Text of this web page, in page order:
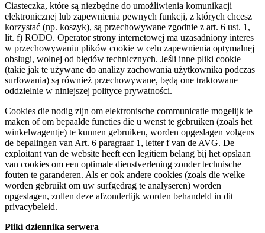
Ciasteczka, które są niezbędne do umożliwienia komunikacji
elektronicznej lub zapewnienia pewnych funkcji, z których chcesz
korzystać (np. koszyk), są przechowywane zgodnie z art. 6 ust. 1,
lit. f) RODO. Operator strony internetowej ma uzasadniony interes
w przechowywaniu plików cookie w celu zapewnienia optymalnej
obsługi, wolnej od błędów technicznych. Jeśli inne pliki cookie
(takie jak te używane do analizy zachowania użytkownika podczas
surfowania) są również przechowywane, będą one traktowane
oddzielnie w niniejszej polityce prywatności.
Cookies die nodig zijn om elektronische communicatie mogelijk te
maken of om bepaalde functies die u wenst te gebruiken (zoals het
winkelwagentje) te kunnen gebruiken, worden opgeslagen volgens
de bepalingen van Art. 6 paragraaf 1, letter f van de AVG. De
exploitant van de website heeft een legitiem belang bij het opslaan
van cookies om een optimale dienstverlening zonder technische
fouten te garanderen. Als er ook andere cookies (zoals die welke
worden gebruikt om uw surfgedrag te analyseren) worden
opgeslagen, zullen deze afzonderlijk worden behandeld in dit
privacybeleid.
Pliki dziennika serwera